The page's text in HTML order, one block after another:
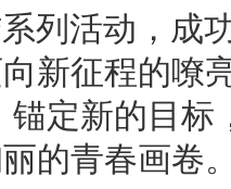
列活动，成
新征程的嘹
定新的目
的青春画卷